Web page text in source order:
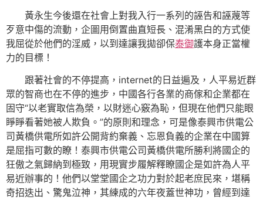
黃永生今後還在社會上對我入行一系列的誣告和誣蔑等
歹意中傷的流動，企圖用倒置曲直短長、混淆黑白的方式使
我屈從於他們的淫威，以到達讓我拋卻保泰御護本身正當權
力的目標！
跟著社會的不停提高，internet的日益遍及，人平易近群
眾的智商也在不停的進步，中國各行各業的商傢和企業都在
固守“以老實取信為榮，以財迷心竅為恥，但現在他們只能眼
睜睜看著她被人欺負。”的原則和理念，可是像泰興市供電公
司黃橋供電所如許公開背約棄義、忘恩負義的企業在中國算
是屈指可數的瞭！泰興市供電公司黃橋供電所勝利將國企的
狂傲之氣歸納到極致，用現實步履解釋瞭國企是如許為人平
易近辦事的！他們以堂堂國企之功力對於起老庶民來，堪稱
奇招迭出、驚鬼泣神，其練成的六年夜蓋世神功，曾經到達